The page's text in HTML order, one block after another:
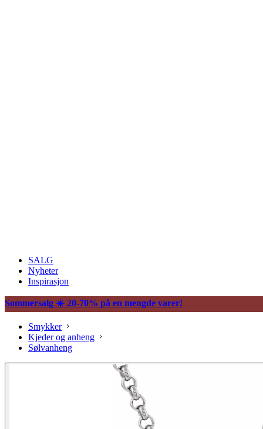
SALG
Nyheter
Inspirasjon
Sommersalg ☀️ 20-70% på en mengde varer!
Smykker
Kjeder og anheng
Sølvanheng